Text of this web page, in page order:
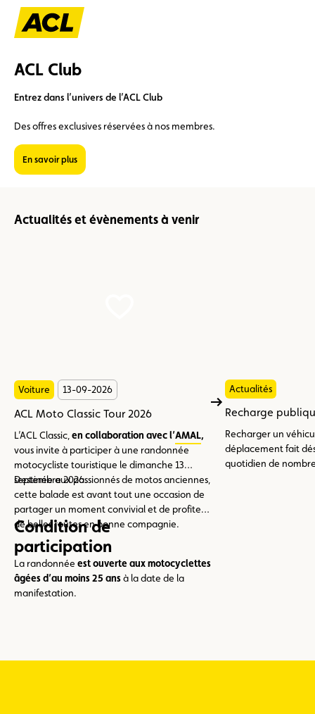
Suggestions
ACL Club
Entrez dans l’univers de l’ACL Club
Des offres exclusives réservées à nos membres.
En savoir plus
Actualités et évènements à venir
Voiture 13-09-2026
ACL Moto Classic Tour 2026
L’ACL Classic, en collaboration avec l’AMAL,
vous invite à participer à une randonnée
motocycliste touristique le dimanche 13
septembre 2026.
Destinée aux passionnés de motos anciennes,
cette balade est avant tout une occasion de
partager un moment convivial et de profiter
de belles routes en bonne compagnie.
Condition de
participation
La randonnée est ouverte aux motocyclettes
âgées d’au moins 25 ansà la date de la
manifestation.
Actualités
Recharge
Recharger un
déplacement fait
quotidien de